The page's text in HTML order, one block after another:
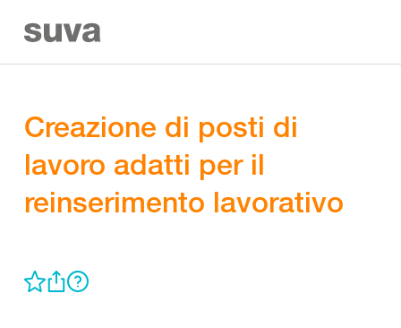
Creazione di posti di
lavoro adatti per il
reinserimento lavorativo